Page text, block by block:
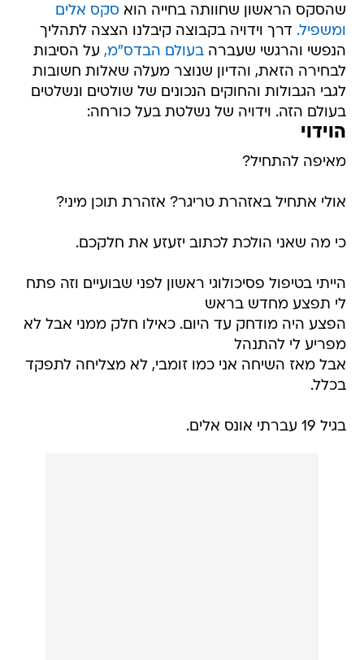
שהסקס הראשון שחוותה בחייה הוא סקס אלים
ומשפיל. דרך וידויה בקבוצה קיבלנו הצצה לתהליך
הנפשי והרגשי שעברהבעולם הבדס"מ, על הסיבות
לבחירה הזאת, והדיון שנוצר מעלה שאלות חשובות
לגבי הגבולות והחוקים הנכונים של שולטים ונשלטים
בעולם הזה. וידויה של נשלטת בעל כורחה:
הוידוי
מאיפה להתחיל?
אולי אתחיל באזהרת טריגר? אזהרת תוכן מיני?
כי מה שאני הולכת לכתוב יזעזע את חלקכם.
הייתי בטיפול פסיכולוגי ראשון לפני שבועיים וזה פתח
לי תפצע מחדש בראש
הפצע היה מודחק עד היום. כאילו חלק ממני אבל לא
מפריע לי להתנהל
אבל מאז השיחה אני כמו זומבי, לא מצליחה לתפקד
בכלל.
בגיל 19 עברתי אונס אלים.